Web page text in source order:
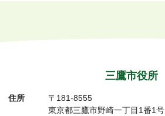
三鷹市役所
住所
〒181-8555
東京都三鷹市野崎一丁目1番1号